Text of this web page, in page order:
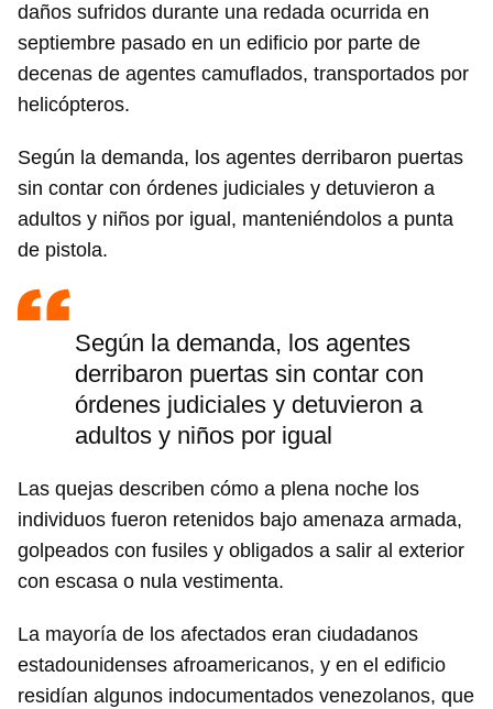
daños sufridos durante una redada ocurrida en
septiembre pasado en un edificio por parte de
decenas de agentes camuflados, transportados por
helicópteros.
Según la demanda, los agentes derribaron puertas
sin contar con órdenes judiciales y detuvieron a
adultos y niños por igual, manteniéndolos a punta
de pistola.
Según la demanda, los agentes
derribaron puertas sin contar con
órdenes judiciales y detuvieron a
adultos y niños por igual
Las quejas describen cómo a plena noche los
individuos fueron retenidos bajo amenaza armada,
golpeados con fusiles y obligados a salir al exterior
con escasa o nula vestimenta.
La mayoría de los afectados eran ciudadanos
estadounidenses afroamericanos, y en el edificio
residían algunos indocumentados venezolanos, que